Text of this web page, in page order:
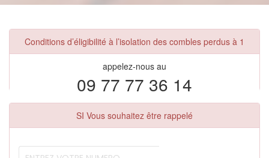
Conditions d’éligibilité à l’isolation des combles perdus à 1
appelez-nous au
09 77 77 36 14
SI Vous souhaitez être rappelé